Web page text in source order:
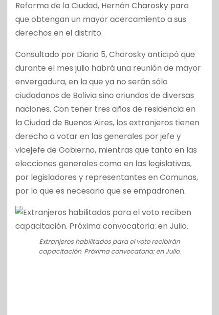
Reforma de la Ciudad, Hernán Charosky para
que obtengan un mayor acercamiento a sus
derechos en el distrito.
Consultado por Diario 5, Charosky anticipó que
durante el mes julio habrá una reunión de mayor
envergadura, en la que ya no serán sólo
ciudadanos de Bolivia sino oriundos de diversas
naciones. Con tener tres años de residencia en
la Ciudad de Buenos Aires, los extranjeros tienen
derecho a votar en las generales por jefe y
vicejefe de Gobierno, mientras que tanto en las
elecciones generales como en las legislativas,
por legisladores y representantes en Comunas,
por lo que es necesario que se empadronen.
Extranjeros habilitados para el voto recibirán
capacitación. Próxima convocatoria: en Julio.